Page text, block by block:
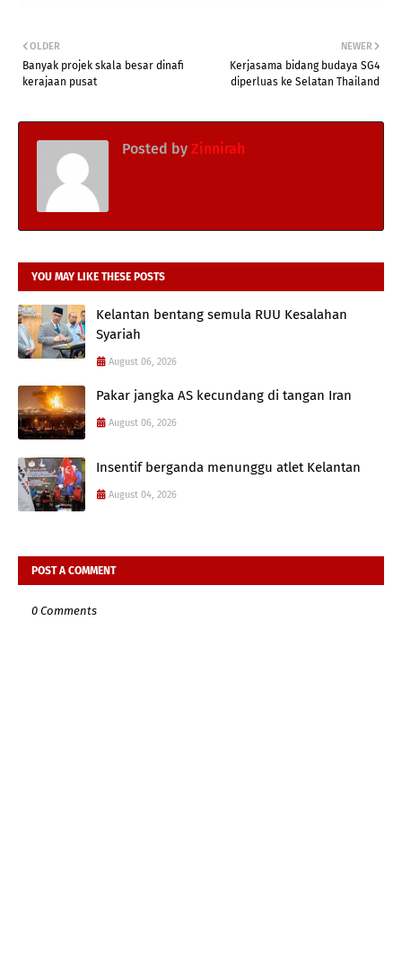
NEWER
Kerjasama bidang budaya SG4
diperluas ke Selatan Thailand
OLDER
Banyak projek skala besar dinafi
kerajaan pusat
Posted by Zinnirah
YOU MAY LIKE THESE POSTS
Kelantan bentang semula RUU Kesalahan
Syariah
August 06, 2026
Pakar jangka AS kecundang di tangan Iran
August 06, 2026
Insentif berganda menunggu atlet Kelantan
August 04, 2026
POST A COMMENT
0 Comments